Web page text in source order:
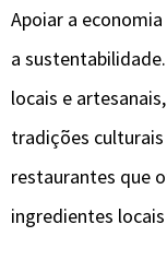
Apoiar a
a
locais e
tradições culturais
restaurantes que
ingredientes